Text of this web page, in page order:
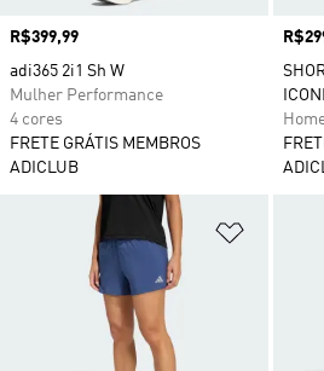
Preço
R$399,99
adi365 2i1 Sh W
Mulher Performance
4 cores
FRETE GRÁTIS MEMBROS
ADICLUB